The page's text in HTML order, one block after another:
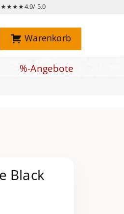
4.9/ 5.0
Warenkorb
%-Angebote
Black